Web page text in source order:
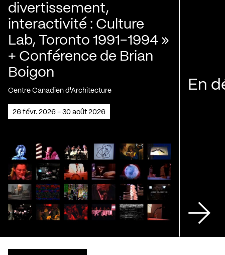
divertissement,
interactivité : Culture
Lab, Toronto 1991-1994 »
+ Conférence de Brian
Boigon
Centre Canadien d'Architecture
26 févr. 2026 - 30 août 2026
En